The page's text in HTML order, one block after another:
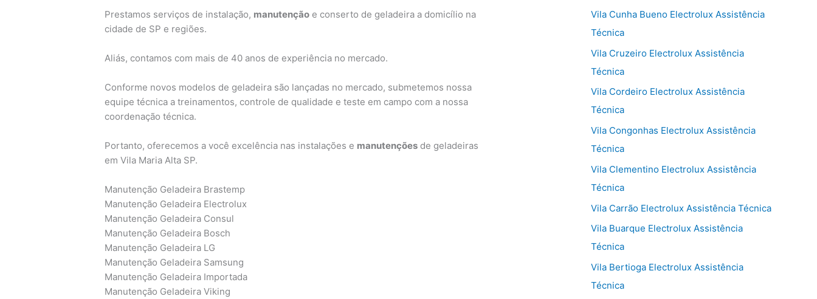
Prestamos serviços de instalação, manutenção e conserto de geladeira a domicílio na
cidade de SP e regiões.
Aliás, contamos com mais de 40 anos de experiência no mercado.
Conforme novos modelos de geladeira são lançadas no mercado, submetemos nossa
equipe técnica a treinamentos, controle de qualidade e teste em campo com a nossa
coordenação técnica.
Portanto, oferecemos a você excelência nas instalações e manutenções de geladeiras
em Vila Maria Alta SP.
Manutenção Geladeira Brastemp
Manutenção Geladeira Electrolux
Manutenção Geladeira Consul
Manutenção Geladeira Bosch
Manutenção Geladeira LG
Manutenção Geladeira Samsung
Manutenção Geladeira Importada
Manutenção Geladeira Viking
Vila Cunha Bueno Electrolux Assistência
Técnica
Vila Cruzeiro Electrolux Assistência
Técnica
Vila Cordeiro Electrolux Assistência
Técnica
Vila Congonhas Electrolux Assistência
Técnica
Vila Clementino Electrolux Assistência
Técnica
Vila Carrão Electrolux Assistência Técnica
Vila Buarque Electrolux Assistência
Técnica
Vila Bertioga Electrolux Assistência
Técnica